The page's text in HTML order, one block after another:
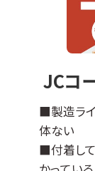
ステンレ
ですが、
も可能で
その他の
ませ。
JCコ
■製造ラ
体ない
■付着し